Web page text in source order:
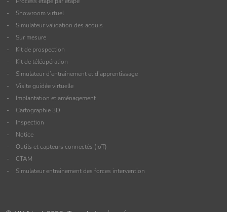
Showroom virtuel
Simulateur validation des acquis
Sur mesure
Kit de prospection
Kit de téléopération
Simulateur d’entraînement et d’apprentissage
Visite guidée virtuelle
Implantation et aménagement
Cartographie 3D
Inspection
Notice
Outils et capteurs connectés (IoT)
CTAM
Simulateur entrainement des forces intervention